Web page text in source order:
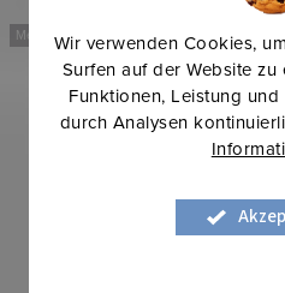
Wir verwenden Cookies,
Surfen auf der Website
Funktionen, Leistung
durch Analysen
Mehr für weniger